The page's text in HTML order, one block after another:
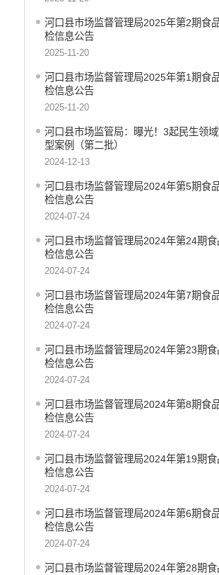
河口县市场监督管理局2025年第2期食
检信息公告
2025-11-20
河口县市场监督管理局2025年第1期食
检信息公告
2025-11-20
河口县市场监管局：曝光！3起民生领域
型案例（第二批）
2024-12-13
河口县市场监督管理局2024年第5期食
检信息公告
2024-07-24
河口县市场监督管理局2024年第24期
检信息公告
2024-07-24
河口县市场监督管理局2024年第7期食
检信息公告
2024-07-24
河口县市场监督管理局2024年第23期
检信息公告
2024-07-24
河口县市场监督管理局2024年第8期食
检信息公告
2024-07-24
河口县市场监督管理局2024年第19期
检信息公告
2024-07-24
河口县市场监督管理局2024年第6期食
检信息公告
2024-07-24
河口县市场监督管理局2024年第28期